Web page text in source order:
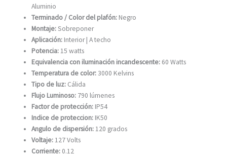
Aluminio
Terminado / Color del plafón: Negro
Montaje:Sobreponer
Aplicación: Interior | A techo
Potencia: 15 watts
Equivalencia con iluminación incandescente: 60 Watts
Temperatura de color:3000 Kelvins
Tipo de luz: Cálida
Flujo Luminoso: 790 lúmenes
Factor de protección: IP54
Indice de proteccion: IK50
Angulo de dispersión: 120 grados
Voltaje: 127 Volts
Corriente: 0.12